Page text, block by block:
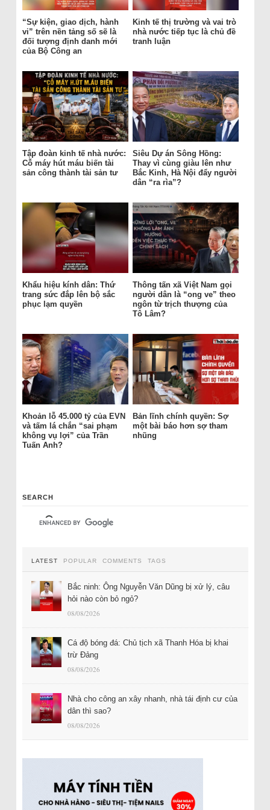
“Sự kiện, giao dịch, hành
vi” trên nền tảng số sẽ là
đối tượng định danh mới
của Bộ Công an
Kinh tế thị trường và vai trò
nhà nước tiếp tục là chủ đề
tranh luận
Tập đoàn kinh tế nhà nước:
Cỗ máy hút máu biến tài
sản công thành tài sản tư
Siêu Dự án Sông Hồng:
Thay vì cùng giàu lên như
Bắc Kinh, Hà Nội đẩy người
dân “ra rìa”?
Khẩu hiệu kính dân: Thứ
trang sức đắp lên bộ sắc
phục lạm quyền
Thông tấn xã Việt Nam gọi
người dân là “ong ve” theo
ngôn từ trịch thượng của
Tô Lâm?
Khoản lỗ 45.000 tỷ của EVN
và tấm lá chắn “sai phạm
không vụ lợi” của Trần
Tuấn Anh?
Bản lĩnh chính quyền: Sợ
một bài báo hơn sợ tham
nhũng
SEARCH
LATEST POPULAR COMMENTS TAGS
Bắc ninh: Ông Nguyễn Văn Dũng bị xử lý, câu
hỏi nào còn bỏ ngỏ?
08/08/2026
Cá độ bóng đá: Chủ tịch xã Thanh Hóa bị khai
trừ Đảng
08/08/2026
Nhà cho công an xây nhanh, nhà tái định cư của
dân thì sao?
08/08/2026